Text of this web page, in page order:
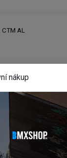
AL
nákup